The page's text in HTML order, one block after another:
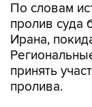
По словам
пролив суда
Ирана,
принять
пролива.